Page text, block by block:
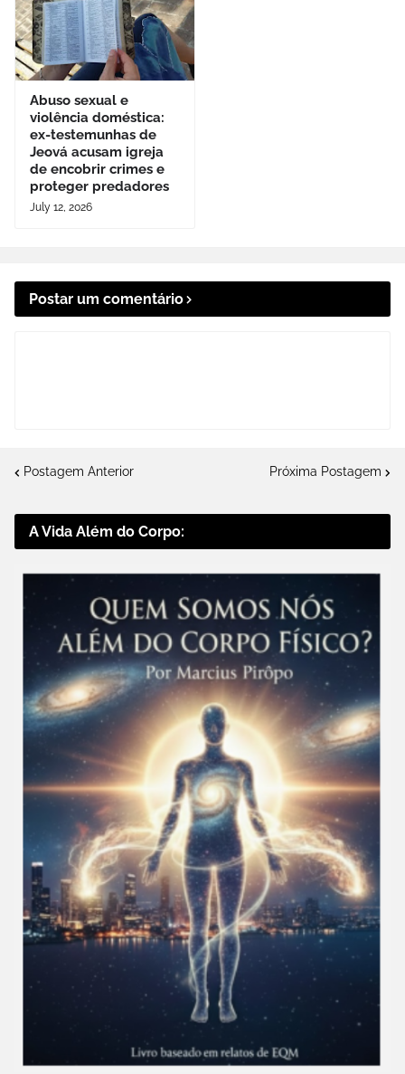
Abuso sexual e
violência doméstica:
ex-testemunhas de
Jeová acusam igreja
de encobrir crimes e
proteger predadores
July 12, 2026
Postar um comentário
Postagem Anterior Próxima Postagem
A Vida Além do Corpo: